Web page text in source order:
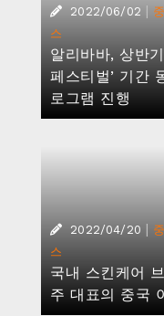
2022/06/02 |
스
알리바바, 상반
페스티벌’ 기간
로그램 진행
2022/04/20 |
스
국내 스킨케어
주 대표의 중국